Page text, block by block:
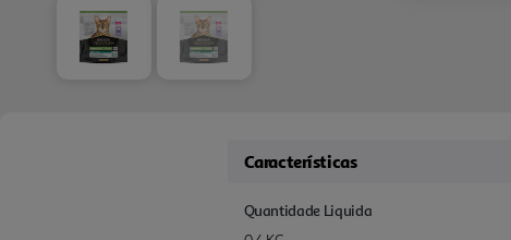
Características
Quantidade Liquida